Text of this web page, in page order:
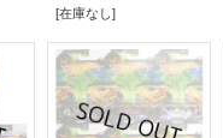
[在庫なし]